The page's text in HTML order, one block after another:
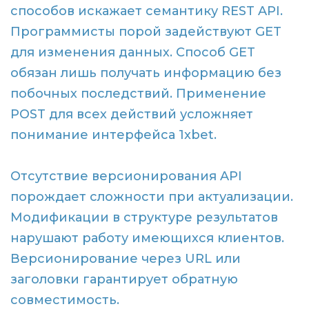
способов искажает семантику REST API.
Программисты порой задействуют GET
для изменения данных. Способ GET
обязан лишь получать информацию без
побочных последствий. Применение
POST для всех действий усложняет
понимание интерфейса 1xbet.
Отсутствие версионирования API
порождает сложности при актуализации.
Модификации в структуре результатов
нарушают работу имеющихся клиентов.
Версионирование через URL или
заголовки гарантирует обратную
совместимость.